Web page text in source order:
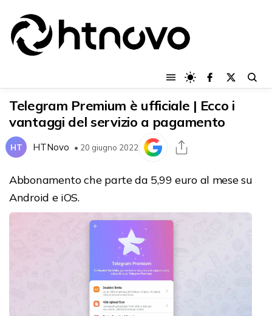
Telegram Premium è ufficiale | Ecco i
vantaggi del servizio a pagamento
HT HTNovo • 20 giugno 2022
Abbonamento che parte da 5,99 euro al mese su
Android e iOS.